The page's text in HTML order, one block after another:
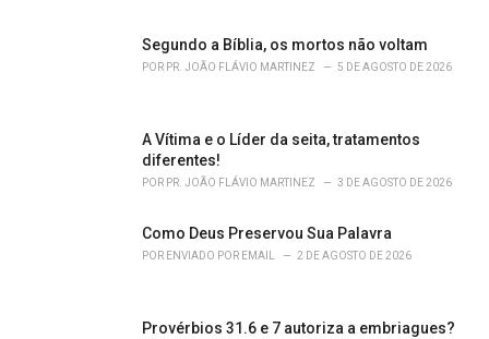
Segundo a Bíblia, os mortos não voltam
POR PR. JOÃO FLÁVIO MARTINEZ 5 DE AGOSTO DE 2026
A Vítima e o Líder da seita, tratamentos
diferentes!
POR PR. JOÃO FLÁVIO MARTINEZ 3 DE AGOSTO DE 2026
Como Deus Preservou Sua Palavra
POR ENVIADO POR EMAIL 2 DE AGOSTO DE 2026
Provérbios 31.6 e 7 autoriza a embriagues?